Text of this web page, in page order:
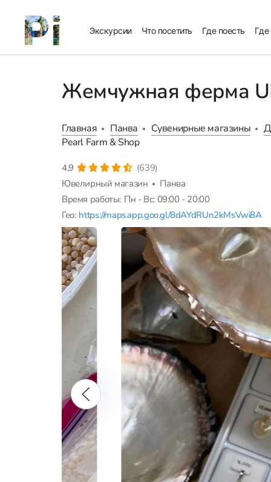
Экскурсии Что посетить Где поесть Где
Жемчужная ферма
Главная Панва Сувенирные магазины
Pearl Farm & Shop
4,9
(639)
Ювелирный магазин
Панва
Время работы: Пн - Вс: 09:00 - 20:00
Гео: https://maps.app.goo.gl/8dAYdRUn2kMsVwi8A